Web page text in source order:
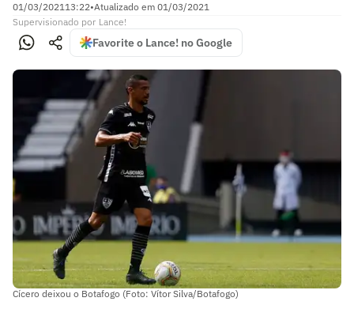
01/03/202113:22•Atualizado em 01/03/2021
Supervisionado por Lance!
Favorite o Lance! no Google
Cícero deixou o Botafogo (Foto: Vítor Silva/Botafogo)